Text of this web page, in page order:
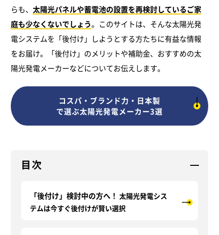
らも、太陽光パネルや蓄電池の設置を再検討しているご家
庭も少なくないでしょう。このサイトは、そんな太陽光発
電システムを「後付け」しようとする方たちに有益な情報
をお届け。「後付け」のメリットや補助金、おすすめの太
陽光発電メーカーなどについてお伝えします。
コスパ・ブランド力・日本製
で選ぶ太陽光発電メーカー3選
目次
「後付け」検討中の方へ！ 太陽光発電シス
テムは今すぐ後付けが賢い選択